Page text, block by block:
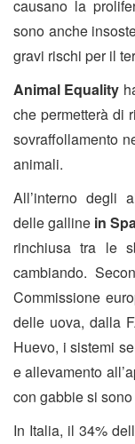
causano la
sono anche
gravi rischi per il
Animal Equality
che permetterà di
sovraffollamento
animali.
All’interno degli
delle galline in
rinchiusa tra le
cambiando.
Commissione
delle uova, dalla
Huevo, i sistemi
e allevamento
con gabbie si
In Italia, il 34%